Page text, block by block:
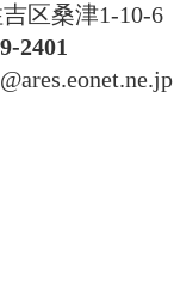
区桑津1-10-6
2401